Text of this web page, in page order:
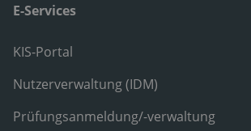
E-Services
KIS-Portal
Nutzerverwaltung (IDM)
Prüfungsanmeldung/-verwaltung